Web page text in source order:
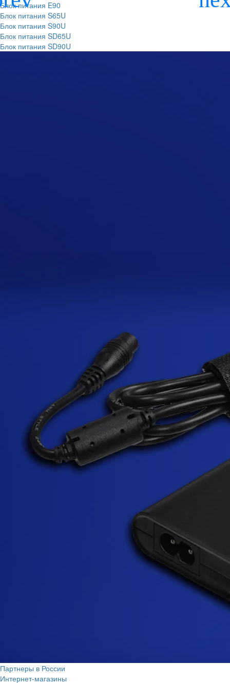
Блок питания E90
Блок питания S65U
Блок питания S90U
Блок питания SD65U
Блок питания SD90U
Партнеры в России
Интернет-магазины